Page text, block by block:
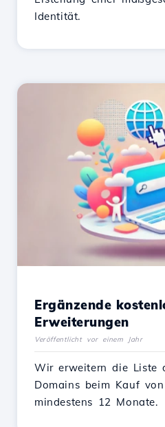
Identität.
Ergänzende
Erweiterungen
Veröffentlicht vor einem Jahr
Wir erweitern die Liste
Domains beim Kauf
mindestens 12 Monate.